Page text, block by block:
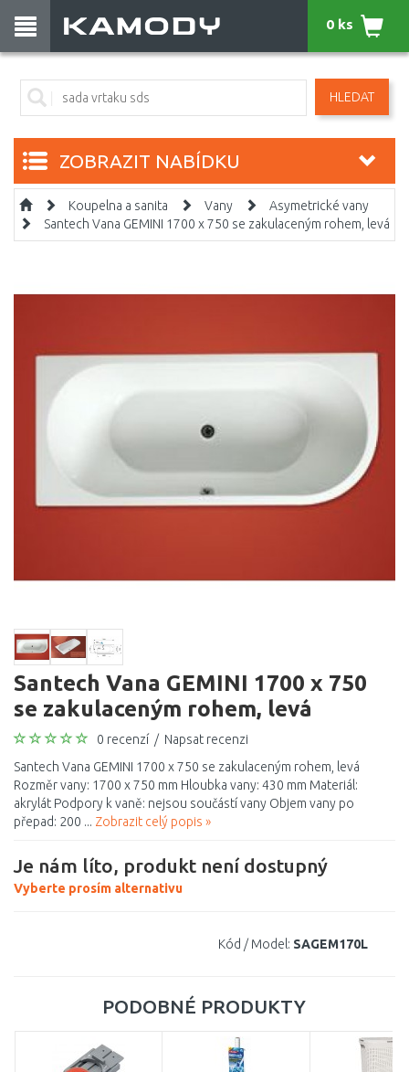
HLEDAT
0 ks
ZOBRAZIT NABÍDKU
Koupelna a sanita Vany
Asymetrické vany
Santech Vana GEMINI 1700 x 750 se zakulaceným rohem, levá
Santech Vana GEMINI 1700 x 750
se zakulaceným rohem, levá
0 recenzí / Napsat recenzi
Santech Vana GEMINI 1700 x 750 se zakulaceným rohem, levá
Rozměr vany: 1700 x 750 mm Hloubka vany: 430 mm Materiál:
akrylát Podpory k vaně: nejsou součástí vany Objem vany po
přepad: 200 ... Zobrazit celý popis »
Je nám líto, produkt není dostupný
Vyberte prosím alternativu
Kód / Model: SAGEM170L
PODOBNÉ PRODUKTY